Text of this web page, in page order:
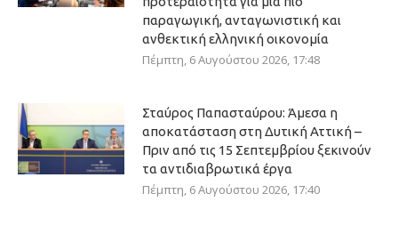
παραγωγική, ανταγωνιστική και
ανθεκτική ελληνική οικονομία
Πέμπτη, 6 Αυγούστου 2026, 17:48
Σταύρος Παπασταύρου: Άμεσα η
αποκατάσταση στη Δυτική Αττική –
Πριν από τις 15 Σεπτεμβρίου ξεκινούν
τα αντιδιαβρωτικά έργα
Πέμπτη, 6 Αυγούστου 2026, 17:40